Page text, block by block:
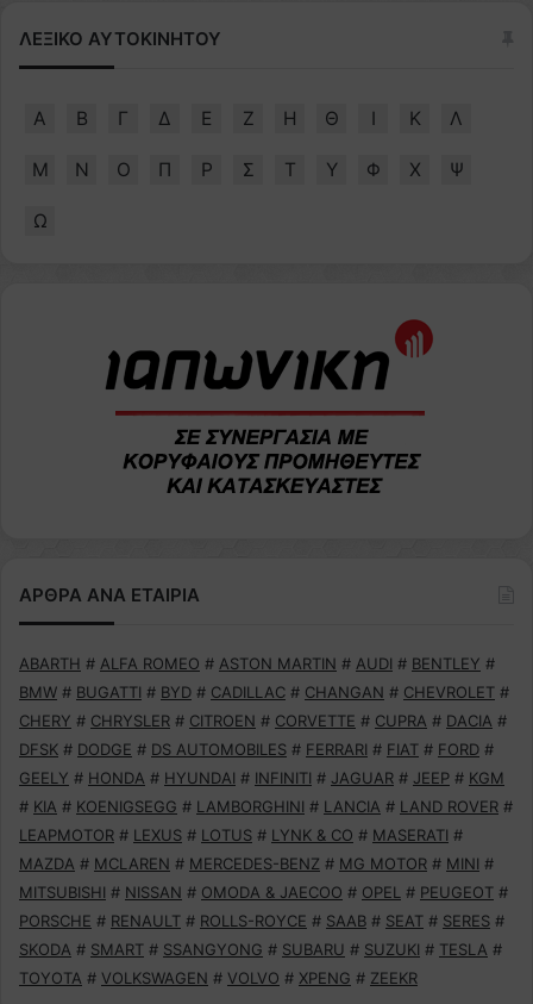
ΛΕΞΙΚΟ ΑΥΤΟΚΙΝΗΤΟΥ
Α Β Γ Δ Ε Ζ Η Θ Ι Κ Λ
Μ Ν Ο Π Ρ Σ Τ Υ Φ Χ Ψ
Ω
ΑΡΘΡΑ ΑΝΑ ΕΤΑΙΡΙΑ
ABARTH # ALFA ROMEO # ASTON MARTIN # AUDI # BENTLEY #
BMW # BUGATTI # BYD # CADILLAC # CHANGAN # CHEVROLET #
CHERY # CHRYSLER # CITROEN # CORVETTE # CUPRA # DACIA #
DFSK # DODGE # DS AUTOMOBILES # FERRARI # FIAT # FORD #
GEELY # HONDA # HYUNDAI # INFINITI # JAGUAR # JEEP # KGM
# KIA # KOENIGSEGG # LAMBORGHINI # LANCIA # LAND ROVER #
LEAPMOTOR # LEXUS # LOTUS # LYNK & CO # MASERATI #
MAZDA # MCLAREN # MERCEDES-BENZ # MG MOTOR # MINI #
MITSUBISHI # NISSAN # OMODA & JAECOO # OPEL # PEUGEOT #
PORSCHE # RENAULT # ROLLS-ROYCE # SAAB # SEAT # SERES #
SKODA # SMART # SSANGYONG # SUBARU # SUZUKI # TESLA #
TOYOTA # VOLKSWAGEN # VOLVO # XPENG # ZEEKR